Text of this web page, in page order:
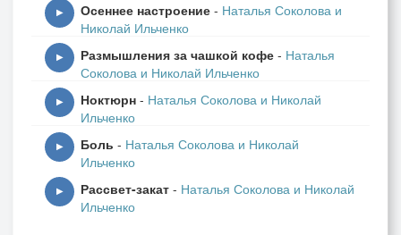
Без объятий твоих и глаз.
Всё моё к тебе нежно ластится…
Проживаю я жизненный сбой…
День плаксивый закатом катится
В пропасть-ночь без тебя…и с тобой…
▶ Осеннее настроение - Наталья Соколова и
Николай Ильченко
▶ Размышления за чашкой кофе - Наталья
Соколова и Николай Ильченко
▶ Ноктюрн - Наталья Соколова и Николай
Ильченко
▶ Боль - Наталья Соколова и Николай
Ильченко
▶ Рассвет-закат - Наталья Соколова и Николай
Ильченко